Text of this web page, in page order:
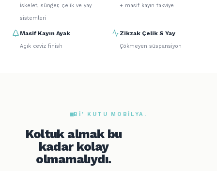
İskelet, sünger, çelik ve yay
sistemleri
+ masif kayın takviye
Masif Kayın Ayak
Açık ceviz finish
Zikzak Çelik S Yay
Çökmeyen süspansiyon
BI' KUTU MOBILYA.
Koltuk almak bu
kadar kolay
olmamalıydı.